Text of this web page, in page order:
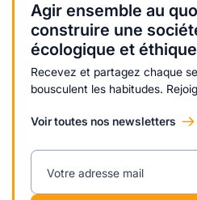
Agir ensemble au
construire une
écologique et
Recevez et partagez chaque
bousculent les habitudes.
Voir toutes nos newsletters
Votre adresse mail